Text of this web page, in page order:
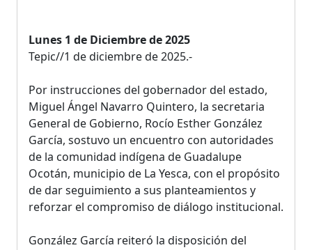
Lunes 1 de Diciembre de 2025
Tepic//1 de diciembre de 2025.-
Por instrucciones del gobernador del estado,
Miguel Ángel Navarro Quintero, la secretaria
General de Gobierno, Rocío Esther González
García, sostuvo un encuentro con autoridades
de la comunidad indígena de Guadalupe
Ocotán, municipio de La Yesca, con el propósito
de dar seguimiento a sus planteamientos y
reforzar el compromiso de diálogo institucional.
González García reiteró la disposición del